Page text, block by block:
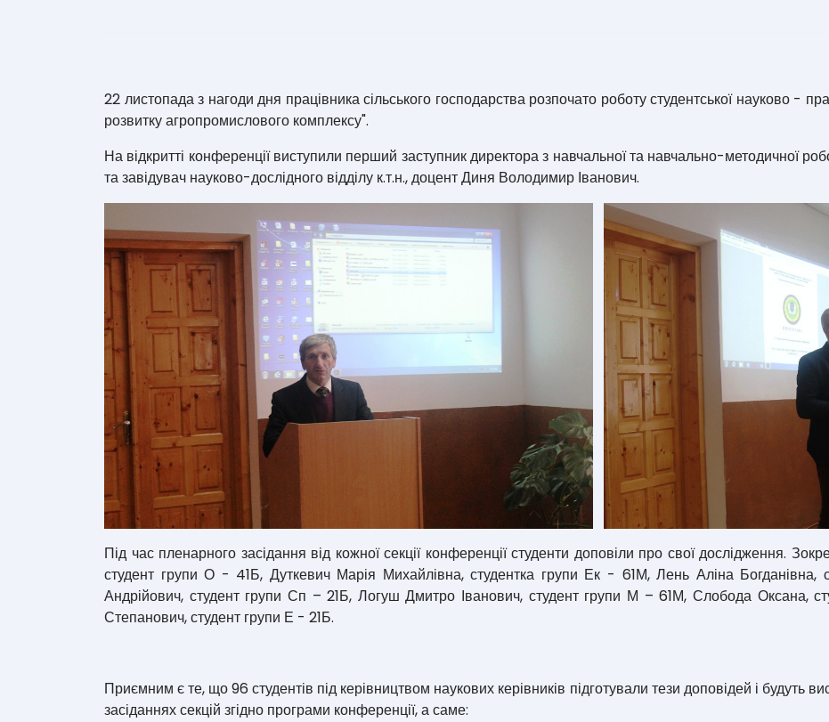
22 листопада з нагоди дня працівника сільського господарства розпочато роботу студентської науково -
розвитку агропромислового комплексу".
На відкритті конференції виступили перший заступник директора з навчальної та навчально-методичної
та завідувач науково-дослідного відділу к.т.н., доцент Диня Володимир Іванович.
Під час пленарного засідання від кожної секції конференції студенти доповіли про свої дослідження.
студент групи О - 41Б, Дуткевич Марія Михайлівна, студентка групи Ек - 61М, Лень Аліна Богданівна,
Андрійович, студент групи Сп – 21Б, Логуш Дмитро Іванович, студент групи М – 61М, Слобода Оксана,
Степанович, студент групи Е - 21Б.
Приємним є те, що 96 студентів під керівництвом наукових керівників підготували тези доповідей і будуть
засіданнях секцій згідно програми конференції, а саме: